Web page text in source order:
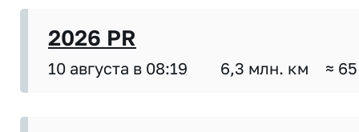
2026 PR
10 августа в 08:19 6,3 млн. км ≈